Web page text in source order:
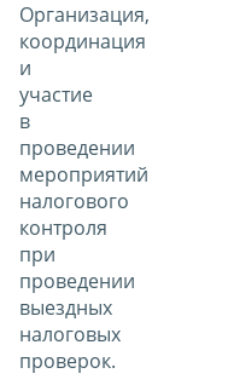
Организация,
координация
и
участие
в
проведении
мероприятий
налогового
контроля
при
проведении
выездных
налоговых
проверок.